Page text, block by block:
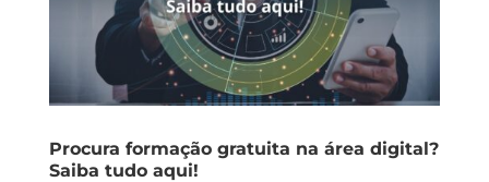
Procura formação gratuita na área digital?
Saiba tudo aqui!